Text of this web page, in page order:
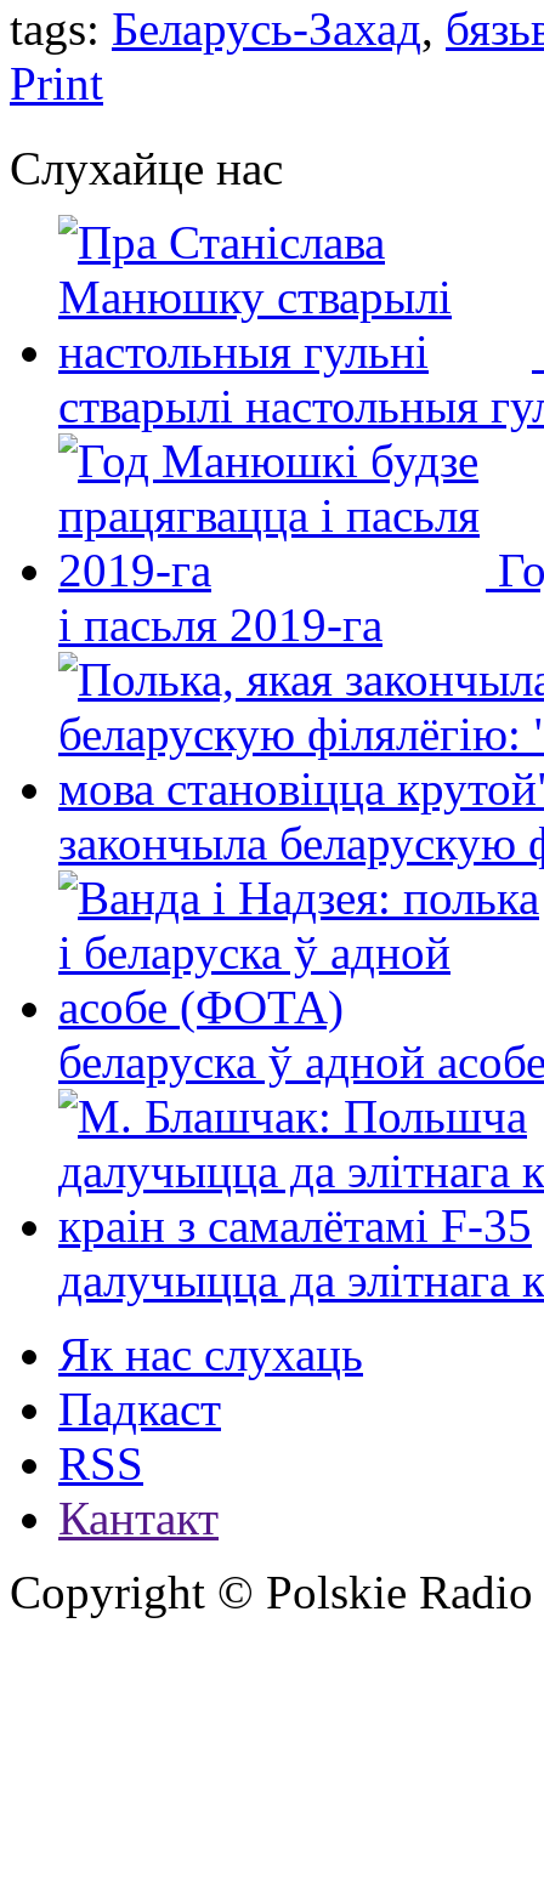
tags: Беларусь-Захад,
Print
Слухайце нас
стварылі настольныя
і пасьля 2019-га
закончыла беларускую
беларуска ў адной
далучыцца да элітнага
Як нас слухаць
Падкаст
RSS
Кантакт
Copyright © Polskie